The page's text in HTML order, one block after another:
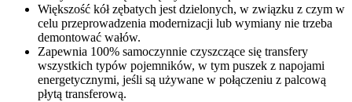
Większość kół zębatych jest dzielonych, w związku z czym w
celu przeprowadzenia modernizacji lub wymiany nie trzeba
demontować wałów.
Zapewnia 100% samoczynnie czyszczące się transfery
wszystkich typów pojemników, w tym puszek z napojami
energetycznymi, jeśli są używane w połączeniu z palcową
płytą transferową.